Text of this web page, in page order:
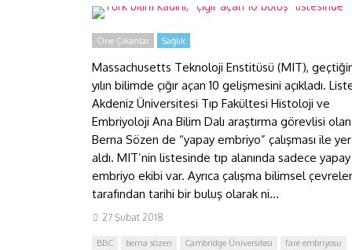
Öne Çıkanlar Sağlık
Massachusetts Teknoloji Enstitüsü (MIT),
yılın bilimde çığır açan 10 gelişmesini açıkladı.
Akdeniz Üniversitesi Tıp Fakültesi Histoloji ve
Embriyoloji Ana Bilim Dalı araştırma görevlisi olan
Berna Sözen de “yapay embriyo” çalışması ile yer
aldı. MIT’nin listesinde tıp alanında sadece yapay
embriyo ekibi var. Ayrıca çalışma bilimsel çevreler
tarafından tarihi bir buluş olarak ni...
27 Şubat 2018
BBC berna sözen Cambridge Üniversitesi
fare embriyosu